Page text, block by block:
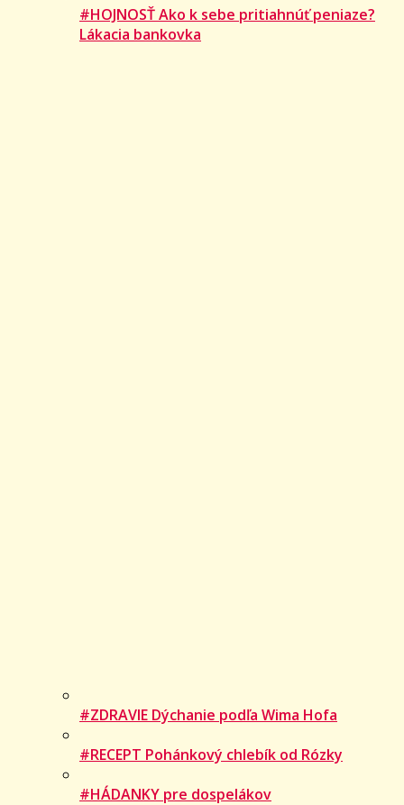
#HOJNOSŤ Ako k sebe pritiahnúť peniaze?
Lákacia bankovka
#ZDRAVIE Dýchanie podľa Wima Hofa
#RECEPT Pohánkový chlebík od Rózky
#HÁDANKY pre dospelákov